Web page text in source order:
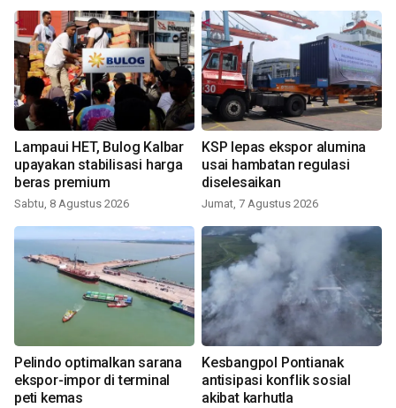
Lampaui HET, Bulog Kalbar
upayakan stabilisasi harga
beras premium
Sabtu, 8 Agustus 2026
KSP lepas ekspor alumina
usai hambatan regulasi
diselesaikan
Jumat, 7 Agustus 2026
Pelindo optimalkan sarana
ekspor-impor di terminal
peti kemas
Kesbangpol Pontianak
antisipasi konflik sosial
akibat karhutla